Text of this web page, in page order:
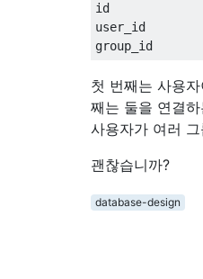
id
user_id
group_id
첫 번째는 사용
째는 둘을 연결
사용자가 여러
괜찮습니까?
database-design